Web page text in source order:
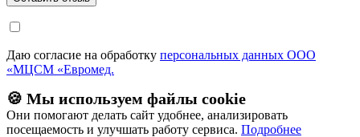
Даю согласие на обработку персональных данных ООО
«МЦСМ «Евромед.
🍪 Мы используем файлы cookie
Они помогают делать сайт удобнее, анализировать
посещаемость и улучшать работу сервиса. Подробнее